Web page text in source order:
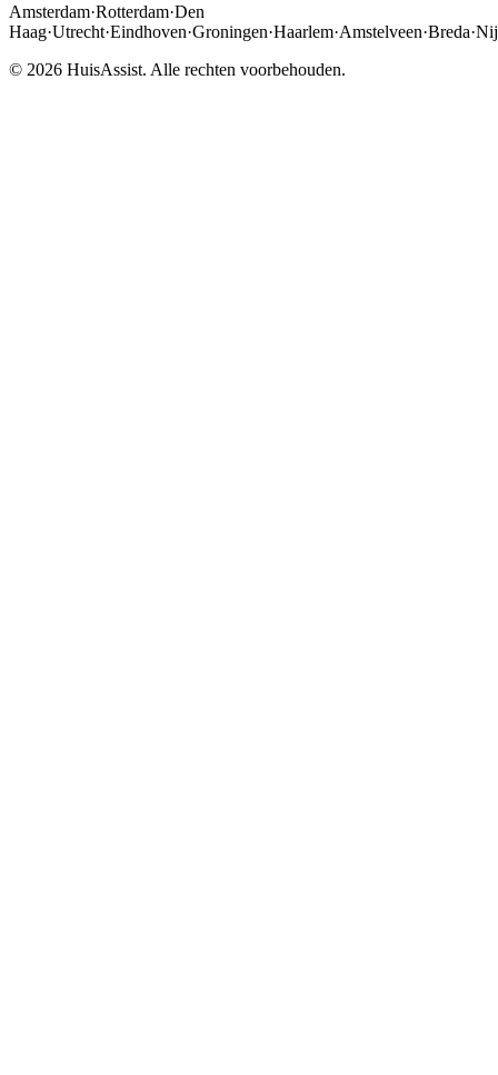
Amsterdam·Rotterdam·Den
Haag·Utrecht·Eindhoven·Groningen·Haarlem·Amstelveen·Breda·
© 2026 HuisAssist. Alle rechten voorbehouden.